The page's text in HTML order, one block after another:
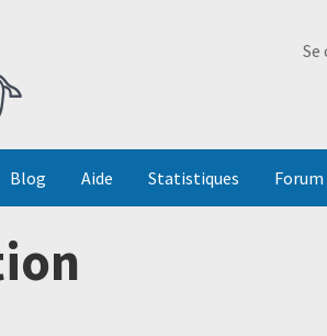
Se
Blog Aide Statistiques Forum